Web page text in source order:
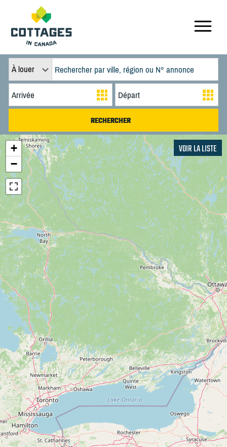
À louer
+
−
VOIR LA LISTE